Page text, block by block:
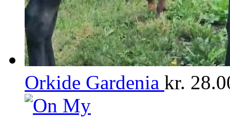
Orkide Gardenia kr.